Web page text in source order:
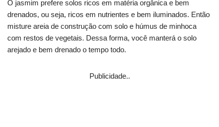
O jasmim prefere solos ricos em matéria orgânica e bem
drenados, ou seja, ricos em nutrientes e bem iluminados. Então
misture areia de construção com solo e húmus de minhoca
com restos de vegetais. Dessa forma, você manterá o solo
arejado e bem drenado o tempo todo.
Publicidade..